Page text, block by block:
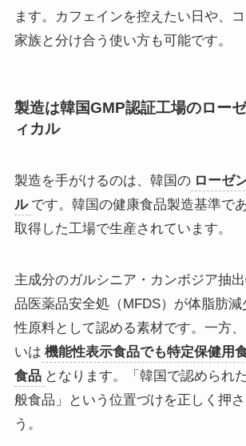
ます。カフェインを控えたい日や、
家族と分け合う使い方も可能です。
製造は韓国GMP認証工場のロー
ィカル
製造を手がけるのは、韓国の ローゼ
ル です。韓国の健康食品製造基準で
取得した工場で生産されています。
主成分のガルシニア・カンボジア抽
品医薬品安全処（MFDS）が体脂肪
性原料として認める素材です。一方
いは 機能性表示食品でも特定保健用
食品 となります。「韓国で認められ
般食品」という位置づけを正しく押
う。